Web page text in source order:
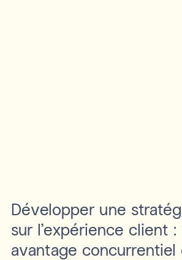
Développer une
sur l'expérience client :
avantage